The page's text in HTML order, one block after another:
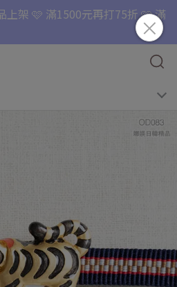
上架 🩷 滿1500元再打75折 🩷 滿